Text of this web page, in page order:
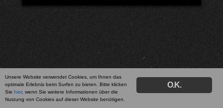
O.K.
Unsere Website verwendet Cookies, um Ihnen das
optimale Erlebnis beim Surfen zu bieten. Bitte klicken
Sie hier, wenn Sie weitere Informationen über die
Nutzung von Cookies auf dieser Website benötigen.